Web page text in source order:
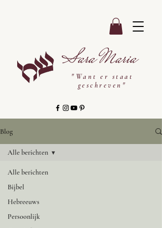
Sara Maria
"Want er staat
geschreven"
Blog
Alle berichten
Bijbel
Hebreeuws
Persoonlijk
Alle berichten